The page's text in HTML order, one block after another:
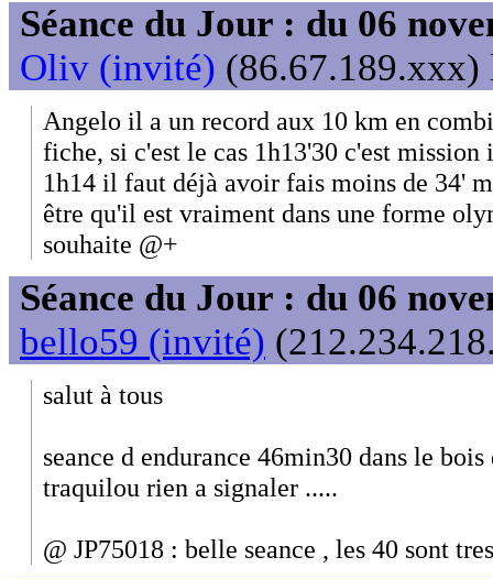
Séance du Jour : du 06
Oliv (invité) (86.67.189.xxx)
Angelo il a un record aux 10 km en
fiche, si c'est le cas 1h13'30 c'est
1h14 il faut déjà avoir fais moins de 34'
être qu'il est vraiment dans une forme
souhaite @+
Séance du Jour : du 06
bello59 (invité)
salut à tous
seance d endurance 46min30 dans le
traquilou rien a signaler .....
@ JP75018 : belle seance , les 40 sont